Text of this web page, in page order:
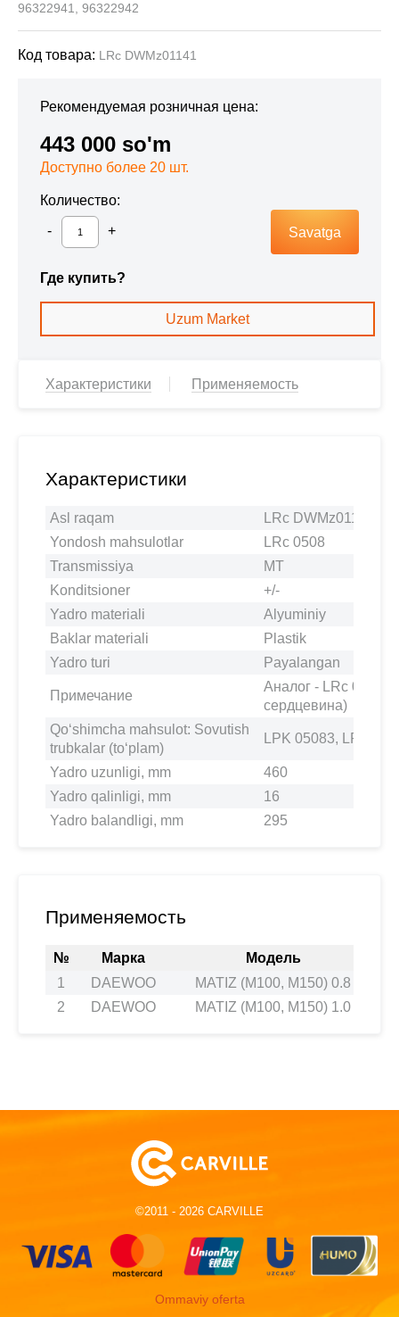
96322941, 96322942
Код товара: LRc DWMz01141
Рекомендуемая розничная цена:
443 000 so'm
Доступно более 20 шт.
Количество:
Savatga
Где купить?
Uzum Market
Характеристики Применяемость
Характеристики
Asl raqam
LRc DWMz01141
Yondosh mahsulotlar
LRc 0508
Transmissiya
MT
Konditsioner
+/-
Yadro materiali
Alyuminiy
Baklar materiali
Plastik
Yadro turi
Payalangan
Примечание
Аналог - LRc 0508
сердцевина)
Qo‘shimcha mahsulot: Sovutish
trubkalar (to‘plam)
LPK 05083, LPK
Yadro uzunligi, mm
460
Yadro qalinligi, mm
16
Yadro balandligi, mm
295
Применяемость
№ Марка
Модель
1
DAEWOO MATIZ (M100, M150) 0.8
2
DAEWOO MATIZ (M100, M150) 1.0
©2011 - 2026 CARVILLE
Ommaviy oferta